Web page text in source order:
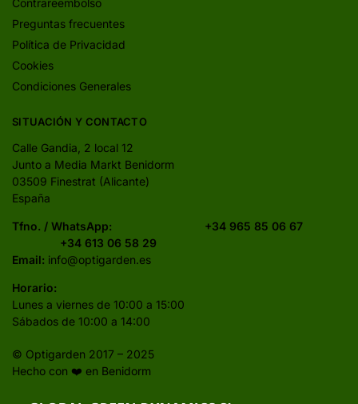
Preguntas frecuentes
Política de Privacidad
Cookies
Condiciones Generales
SITUACIÓN Y CONTACTO
Calle Gandia, 2 local 12
Junto a Media Markt Benidorm
03509 Finestrat (Alicante)
España
Tfno. / WhatsApp: +34 965 85 06 67
+34 613 06 58 29
Email: info@optigarden.es
Horario:
Lunes a viernes de 10:00 a 15:00
Sábados de 10:00 a 14:00
© Optigarden 2017 – 2025
Hecho con ❤️ en Benidorm